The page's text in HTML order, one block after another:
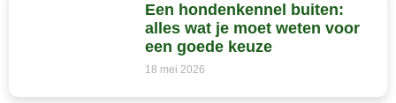
Een hondenkennel buiten:
alles wat je moet weten voor
een goede keuze
18 mei 2026